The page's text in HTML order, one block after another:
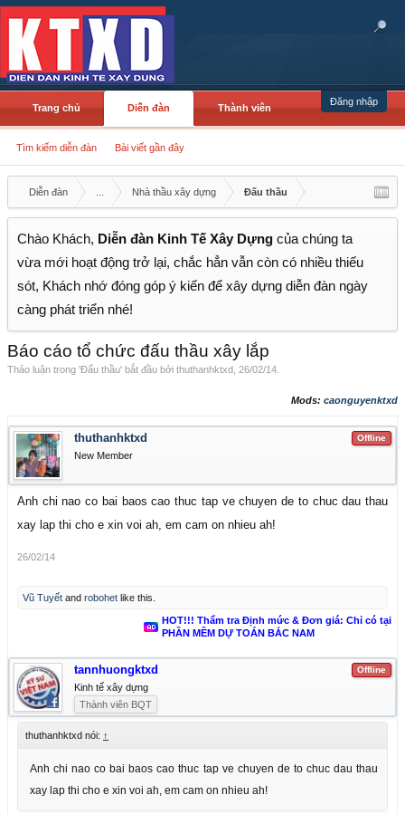
Đăng nhập
Trang chủ Diễn đàn
Tìm kiếm diễn đàn Bài viết gần đây
Thành viên
Diễn đàn Nhà thầu xây dựng Đấu thầu
Chào Khách, Diễn đàn Kinh Tế Xây Dựng của chúng ta
vừa mới hoạt động trở lại, chắc hẳn vẫn còn có nhiều thiếu
sót, Khách nhớ đóng góp ý kiến để xây dựng diễn đàn ngày
càng phát triển nhé!
Báo cáo tổ chức đấu thầu xây lắp
Thảo luận trong 'Đấu thầu' bắt đầu bởi thuthanhktxd 26/02/14
Mods: caonguyenktxd
Offline
thuthanhktxd
New Member
Anh chi nao co bai baos cao thuc tap ve chuyen de to chuc dau thau
xay lap thi cho e xin voi ah, em cam on nhieu ah!
26/02/14
Vũ Tuyết and robohet like this.
HOT!!! Thẩm tra Định mức & Đơn giá: Chỉ có tại
PHẦN MỀM DỰ TOÁN BẮC NAM
Offline
tannhuongktxd
Kinh tế xây dựng
Thành viên BQT
thuthanhktxd nói: ↑
Anh chi nao co bai baos cao thuc tap ve chuyen de to chuc dau thau
xay lap thi cho e xin voi ah, em cam on nhieu ah!